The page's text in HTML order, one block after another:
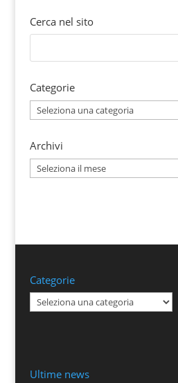
Cerca nel sito
Categorie
Categorie
Archivi
Archivi
Categorie
Categorie
Ultime news